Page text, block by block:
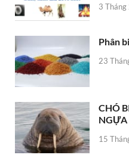
3
Phân
23
CHÓ
NGỰA
15